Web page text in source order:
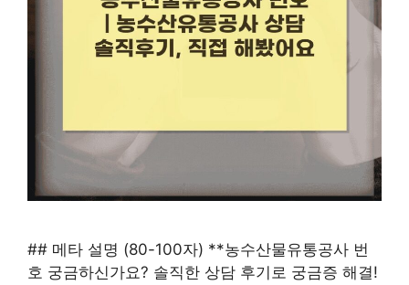
## 메타 설명 (80-100자) **농수산물유통공사 번
호 궁금하신가요? 솔직한 상담 후기로 궁금증 해결!